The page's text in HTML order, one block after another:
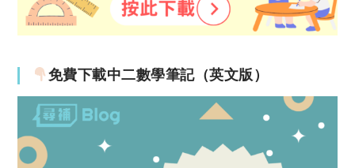
免費下載中二數學筆記（英文版）